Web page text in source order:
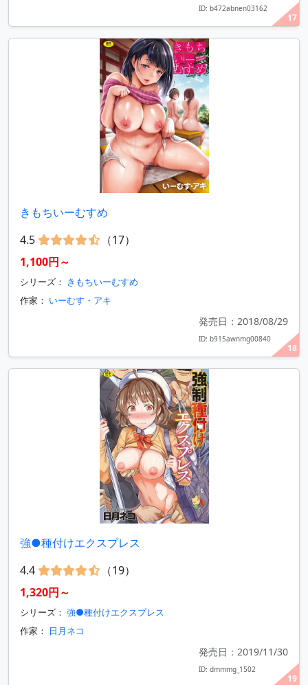
17
ID: b472abnen03162
18
きもちいーむすめ
4.5
（17）
1,100円～
シリーズ： きもちいーむすめ
作家： いーむす・アキ
発売日：2018/08/29
ID: b915awnmg00840
19
強●種付けエクスプレス
4.4
（19）
1,320円～
シリーズ： 強●種付けエクスプレス
作家： 日月ネコ
発売日：2019/11/30
ID: dmmmg_1502